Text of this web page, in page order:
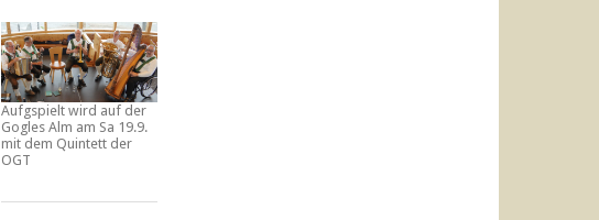
Aufgspielt wird auf der
Gogles Alm am Sa 19.9.
mit dem Quintett der
OGT